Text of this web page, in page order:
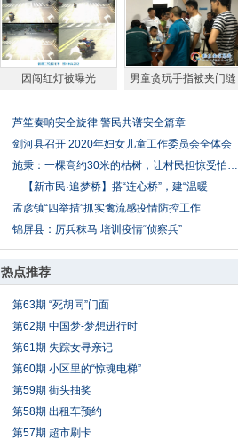
因闯红灯被曝光 男童贪玩手指被夹门缝
芦笙奏响安全旋律 警民共谱安全篇章
剑河县召开 2020年妇女儿童工作委员会全体会
施秉：一棵高约30米的枯树，让村民担惊受怕…
【新市民·追梦桥】搭“连心桥”，建“温暖
孟彦镇“四举措”抓实禽流感疫情防控工作
锦屏县：厉兵秣马 培训疫情“侦察兵”
热点推荐
第63期 “死胡同”门面
第62期 中国梦-梦想进行时
第61期 失踪女寻亲记
第60期 小区里的“惊魂电梯”
第59期 街头抽奖
第58期 出租车预约
第57期 超市刷卡